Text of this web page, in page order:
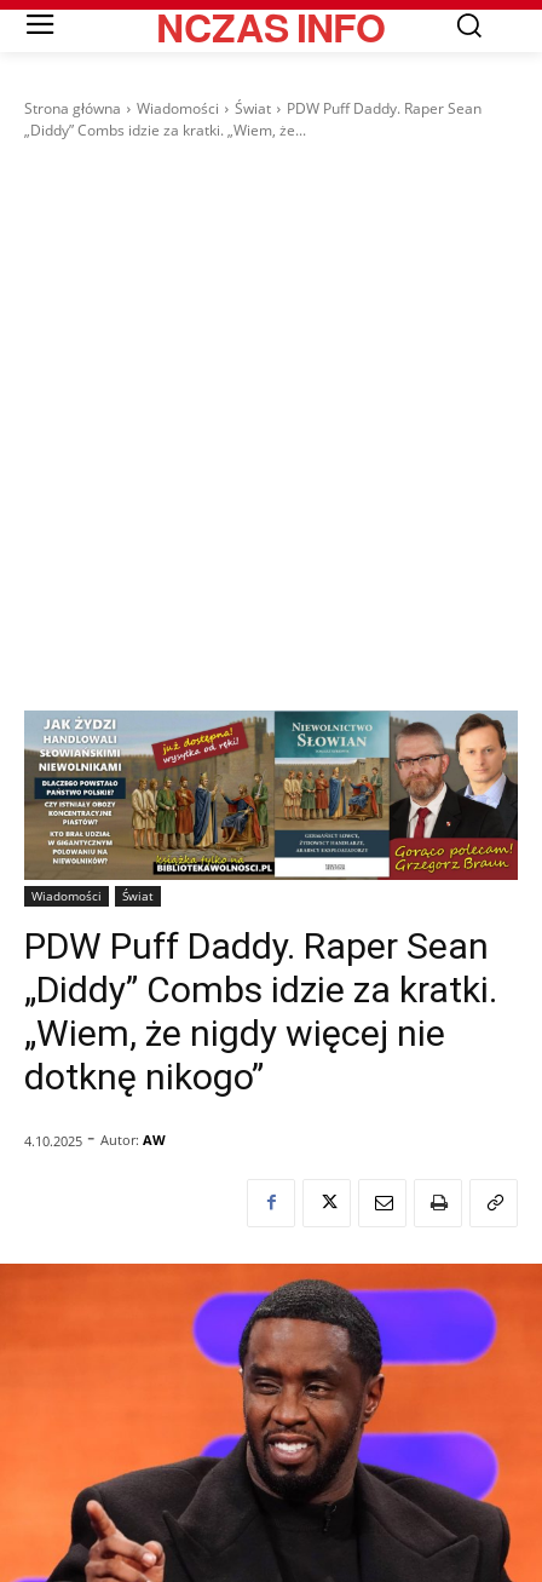
NCZASINFO
Strona główna Wiadomości Świat
PDW Puff Daddy. Raper Sean
„Diddy” Combs idzie za kratki. „Wiem, że...
Wiadomości Świat
PDW Puff Daddy. Raper Sean
„Diddy” Combs idzie za kratki.
„Wiem, że nigdy więcej nie
dotknę nikogo”
4.10.2025 - Autor: AW